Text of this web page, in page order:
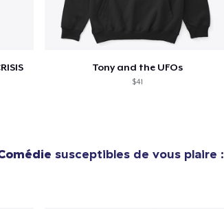
Tony and the UFOs
$41
susceptibles de vous plaire :